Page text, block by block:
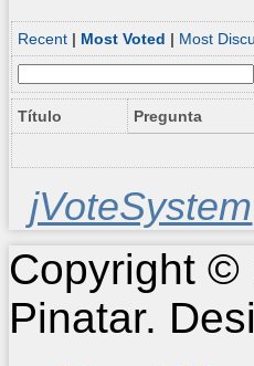
Recent | Most Voted | Most
Título Pregunta
jVoteSystem
Copyright ©
Pinatar.